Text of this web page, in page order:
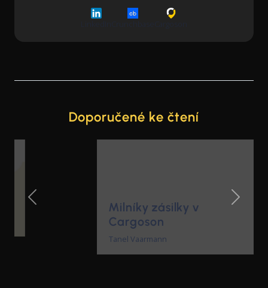
Doporučené ke čtení
Cargoson
Tanel Vaarmann
Previous Slide Next